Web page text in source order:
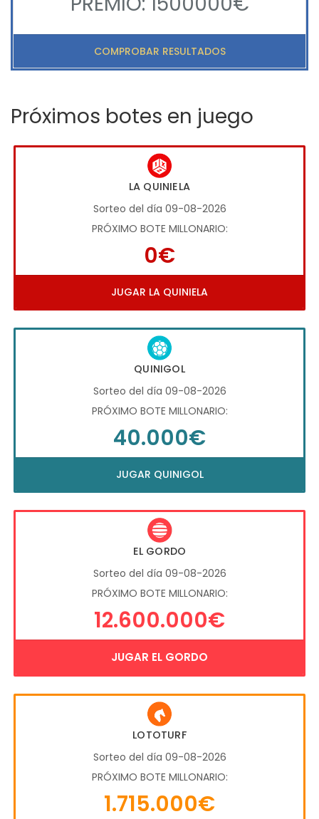
COMPROBAR RESULTADOS
Próximos botes en juego
LA QUINIELA
Sorteo del día 09-08-2026
PRÓXIMO BOTE MILLONARIO:
0€
JUGAR LA QUINIELA
QUINIGOL
Sorteo del día 09-08-2026
PRÓXIMO BOTE MILLONARIO:
40.000€
JUGAR QUINIGOL
EL GORDO
Sorteo del día 09-08-2026
PRÓXIMO BOTE MILLONARIO:
12.600.000€
JUGAR EL GORDO
LOTOTURF
Sorteo del día 09-08-2026
PRÓXIMO BOTE MILLONARIO:
1.715.000€